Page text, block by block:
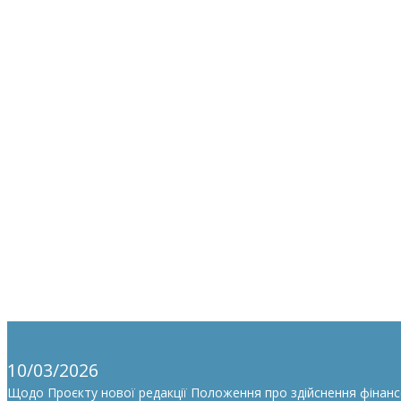
10/03/2026
Щодо Проєкту нової редакції Положення про здійснення